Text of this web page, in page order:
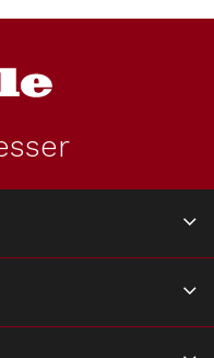
MIELE
Skladem
990 Kč
z
mikrovlákna, 1 kus
Skladem
Kč